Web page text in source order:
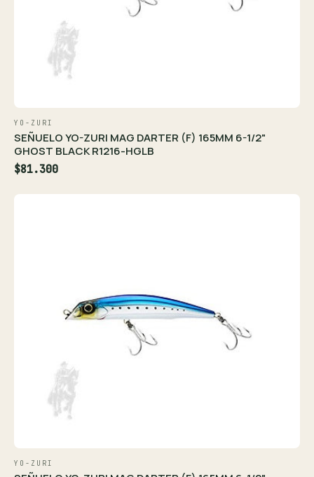
YO-ZURI
SEÑUELO YO-ZURI MAG DARTER (F) 165MM 6-1/2"
GHOST BLACK R1216-HGLB
$81.300
YO-ZURI